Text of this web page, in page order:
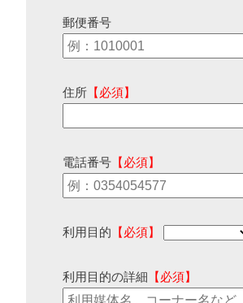
郵便番号
住所 【必須】
電話番号 【必須】
利用目的 【必須】
利用目的の詳細 【必須】